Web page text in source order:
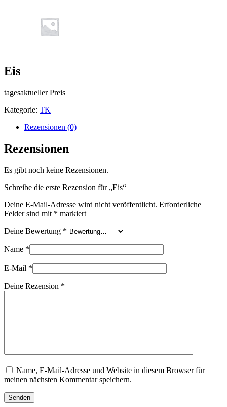
Eis
tagesaktueller Preis
Kategorie: TK
Rezensionen (0)
Rezensionen
Es gibt noch keine Rezensionen.
Schreibe die erste Rezension für „Eis“
Deine E-Mail-Adresse wird nicht veröffentlicht. Erforderliche
Felder sind mit * markiert
Deine Bewertung *
Name *
E-Mail *
Deine Rezension *
Name, E-Mail-Adresse und Website in diesem Browser für
meinen nächsten Kommentar speichern.
Senden